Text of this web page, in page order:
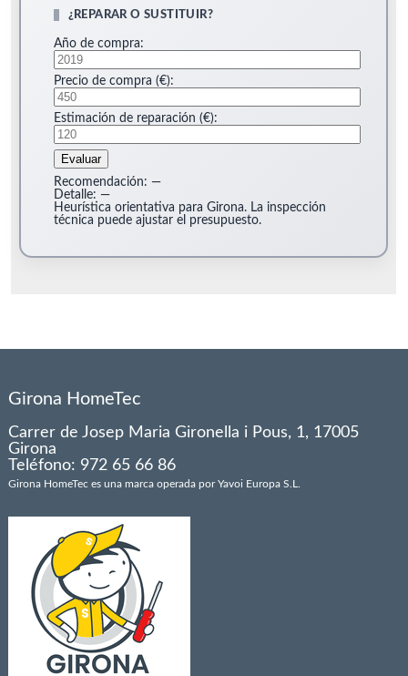
¿REPARAR O SUSTITUIR?
Año de compra:
Precio de compra (€):
Estimación de reparación (€):
Evaluar
Recomendación: —
Detalle: —
Heurística orientativa para Girona. La inspección
técnica puede ajustar el presupuesto.
Girona HomeTec
Carrer de Josep Maria Gironella i Pous, 1, 17005
Girona
Teléfono: 972 65 66 86
Girona HomeTec es una marca operada por Yavoi Europa S.L.